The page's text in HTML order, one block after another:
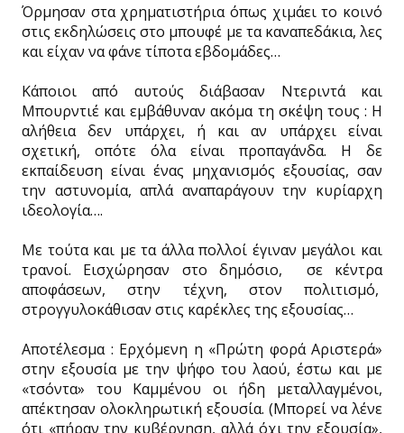
Όρμησαν στα χρηματιστήρια όπως χιμάει το κοινό
στις εκδηλώσεις στο μπουφέ με τα καναπεδάκια, λες
και είχαν να φάνε τίποτα εβδομάδες…
Κάποιοι από αυτούς διάβασαν Ντεριντά και
Μπουρντιέ και εμβάθυναν ακόμα τη σκέψη τους : Η
αλήθεια δεν υπάρχει, ή και αν υπάρχει είναι
σχετική, οπότε όλα είναι προπαγάνδα. Η δε
εκπαίδευση είναι ένας μηχανισμός εξουσίας, σαν
την αστυνομία, απλά αναπαράγουν την κυρίαρχη
ιδεολογία….
Με τούτα και με τα άλλα πολλοί έγιναν μεγάλοι και
τρανοί. Εισχώρησαν στο δημόσιο, σε κέντρα
αποφάσεων, στην τέχνη, στον πολιτισμό,
στρογγυλοκάθισαν στις καρέκλες της εξουσίας…
Αποτέλεσμα : Ερχόμενη η «Πρώτη φορά Αριστερά»
στην εξουσία με την ψήφο του λαού, έστω και με
«τσόντα» του Καμμένου οι ήδη μεταλλαγμένοι,
απέκτησαν ολοκληρωτική εξουσία. (Μπορεί να λένε
ότι «πήραν την κυβέρνηση, αλλά όχι την εξουσία»,